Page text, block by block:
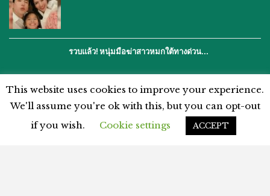
รวบแล้ว! หนุ่มมือฆ่าสาวหมกใต้ทางด่วน…
นโยบายความเป็นส่วนตัว
This website uses cookies to improve your experience.
We'll assume you're ok with this, but you can opt-out
if you wish.
Cookie settings ACCEPT